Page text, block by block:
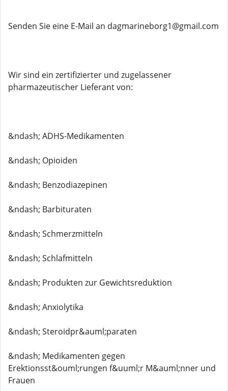
Senden Sie eine E-Mail an dagmarineborg1@gmail.com
Wir sind ein zertifizierter und zugelassener
pharmazeutischer Lieferant von:
&ndash; ADHS-Medikamenten
&ndash; Opioiden
&ndash; Benzodiazepinen
&ndash; Barbituraten
&ndash; Schmerzmitteln
&ndash; Schlafmitteln
&ndash; Produkten zur Gewichtsreduktion
&ndash; Anxiolytika
&ndash; Steroidpr&auml;paraten
&ndash; Medikamenten gegen
Erektionsst&ouml;rungen f&uuml;r M&auml;nner und
Frauen